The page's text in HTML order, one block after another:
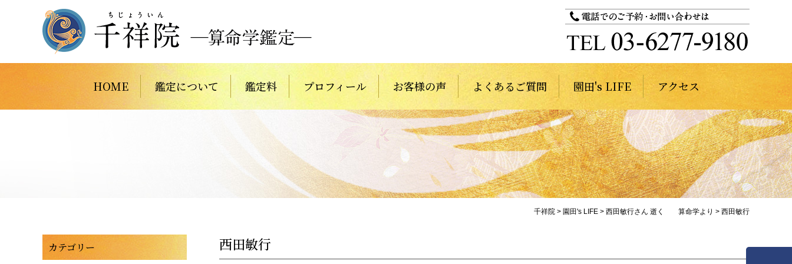
HOME 鑑定について 鑑定料 プロフィール お客様の声 よくあるご質問 園田's LIFE アクセス
千祥院 > 園田's LIFE > 西田敏行さん 逝く 算命学より > 西田敏行
西田敏行
カテゴリー